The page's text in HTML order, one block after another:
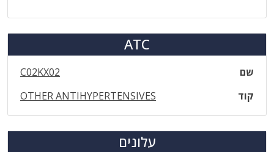
ATC
שם
C02KX02
קוד
OTHER ANTIHYPERTENSIVES
עלונים